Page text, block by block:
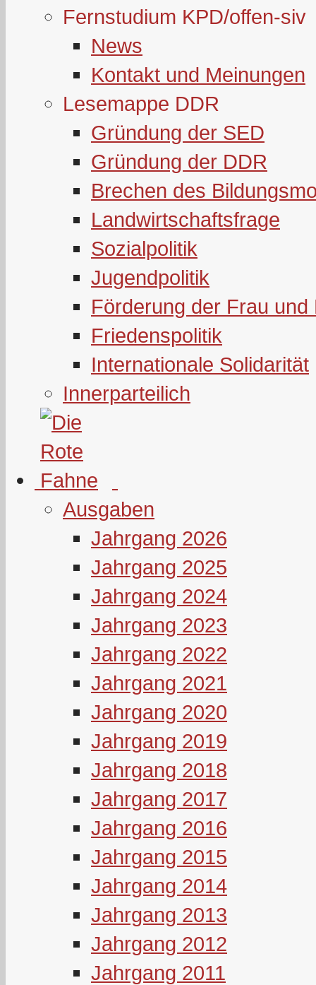
Fernstudium KPD/offen-siv
News
Kontakt und Meinungen
Lesemappe DDR
Gründung der SED
Gründung der DDR
Brechen des
Landwirtschaftsfrage
Sozialpolitik
Jugendpolitik
Förderung der Frau und
Friedenspolitik
Internationale Solidarität
Innerparteilich
Ausgaben
Jahrgang 2026
Jahrgang 2025
Jahrgang 2024
Jahrgang 2023
Jahrgang 2022
Jahrgang 2021
Jahrgang 2020
Jahrgang 2019
Jahrgang 2018
Jahrgang 2017
Jahrgang 2016
Jahrgang 2015
Jahrgang 2014
Jahrgang 2013
Jahrgang 2012
Jahrgang 2011